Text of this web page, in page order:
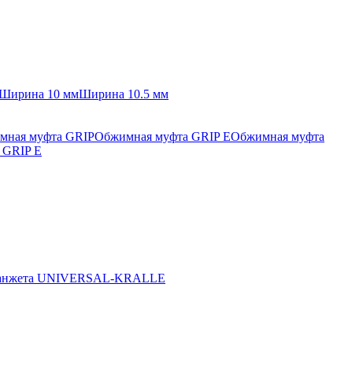
10 ммШирина 10.5 мм
муфта GRIPОбжимная муфта GRIP EОбжимная муфта
E
UNIVERSAL-KRALLE